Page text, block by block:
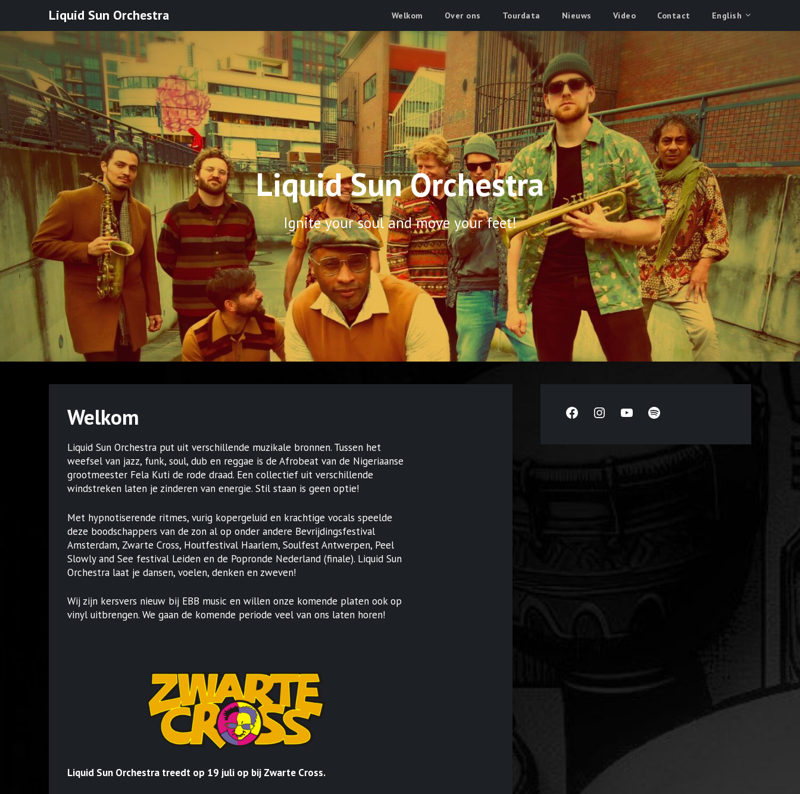
de
Liquid Sun Orchestra Welkom Over ons Tourdata Nieuws Video Contact English
Liquid Sun Orchestra
Ignite your soul and move your feet!
Welkom
Liquid Sun Orchestra put uit verschillende muzikale bronnen. Tussen het
weefsel van jazz, funk, soul, dub en reggae is de Afrobeat van de Nigeriaanse
grootmeester Fela Kuti de rode draad. Een collectief uit verschillende
windstreken laten je zinderen van energie. Stil staan is geen optie!
Met hypnotiserende ritmes, vurig kopergeluid en krachtige vocals speelde
deze boodschappers van de zon al op onder andere Bevrijdingsfestival
Amsterdam, Zwarte Cross, Houtfestival Haarlem, Soulfest Antwerpen, Peel
Slowly and See festival Leiden en de Popronde Nederland (finale). Liquid Sun
Orchestra laat je dansen, voelen, denken en zweven!
Wij zijn kersvers nieuw bij EBB music en willen onze komende platen ook op
vinyl uitbrengen. We gaan de komende periode veel van ons laten horen!
Liquid Sun Orchestra treedt op 19 juli op bij Zwarte Cross.
FacebookInstagram
YouTubeSpotify